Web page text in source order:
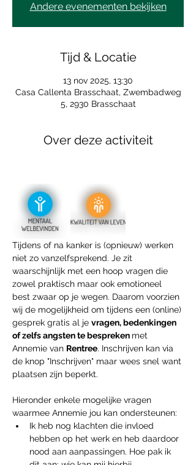
Andere evenementen bekijken
Tijd & Locatie
13 nov 2025, 13:30
Casa Callenta Brasschaat, Zwembadweg
5, 2930 Brasschaat
Over deze activiteit
Tijdens of na kanker is (opnieuw) werken
niet zo vanzelfsprekend. Je zit
waarschijnlijk met een hoop vragen die
zowel praktisch maar ook emotioneel
best zwaar op je wegen. Daarom voorzien
wij de mogelijkheid om tijdens een (online)
gesprek gratis al je vragen, bedenkingen
of zelfs angsten te bespreken met
Annemie van Rentree. Inschrijven kan via
de knop "Inschrijven" maar wees snel want
plaatsen zijn beperkt.
Hieronder enkele mogelijke vragen
waarmee Annemie jou kan ondersteunen:
Ik heb nog klachten die invloed
hebben op het werk en heb daardoor
nood aan aanpassingen. Hoe pak ik